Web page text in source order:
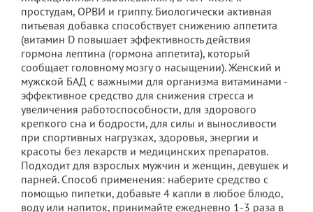
простудам, ОРВИ и гриппу. Биологически активная
питьевая добавка способствует снижению аппетита
(витамин D повышает эффективность действия
гормона лептина (гормона аппетита), который
сообщает головному мозгу о насыщении). Женский и
мужской БАД с важными для организма витаминами -
эффективное средство для снижения стресса и
увеличения работоспособности, для здорового
крепкого сна и бодрости, для силы и выносливости
при спортивных нагрузках, здоровья, энергии и
красоты без лекарств и медицинских препаратов.
Подходит для взрослых мужчин и женщин, девушек и
парней. Способ применения: наберите средство с
помощью пипетки, добавьте 4 капли в любое блюдо,
воду или напиток, принимайте ежедневно 1-3 раза в